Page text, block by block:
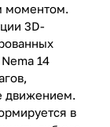
моментом.
3D-
14
движением.
в